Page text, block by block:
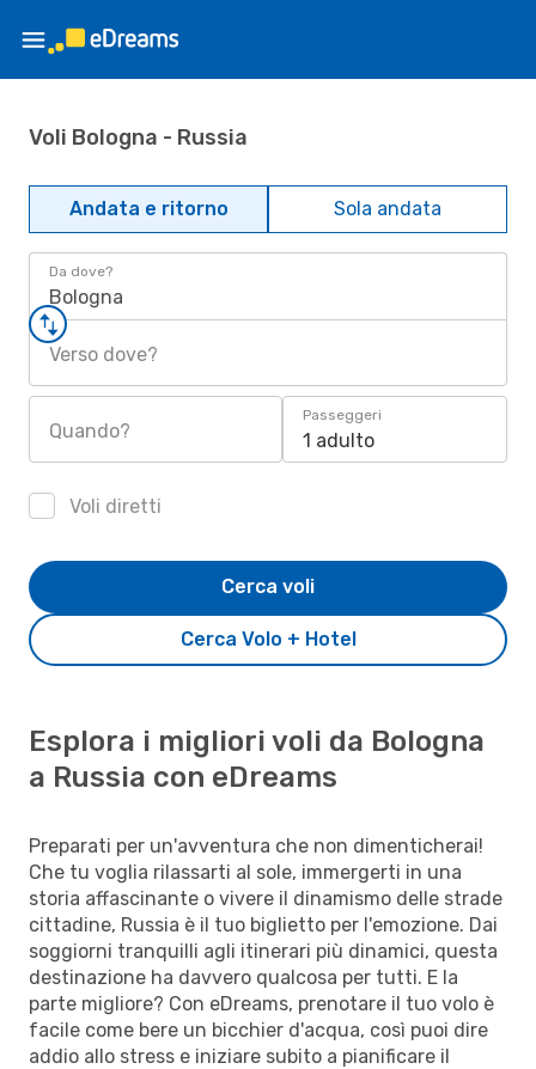
Voli Bologna - Russia
Andata e ritorno Sola andata
Da dove?
Bologna
Verso dove?
Quando?
Passeggeri
1 adulto
Voli diretti
Cerca Volo + Hotel
Cerca voli
Esplora i migliori voli da Bologna
a Russia con eDreams
Preparati per un'avventura che non dimenticherai!
Che tu voglia rilassarti al sole, immergerti in una
storia affascinante o vivere il dinamismo delle strade
cittadine, Russia è il tuo biglietto per l'emozione. Dai
soggiorni tranquilli agli itinerari più dinamici, questa
destinazione ha davvero qualcosa per tutti. E la
parte migliore? Con eDreams, prenotare il tuo volo è
facile come bere un bicchier d'acqua, così puoi dire
addio allo stress e iniziare subito a pianificare il